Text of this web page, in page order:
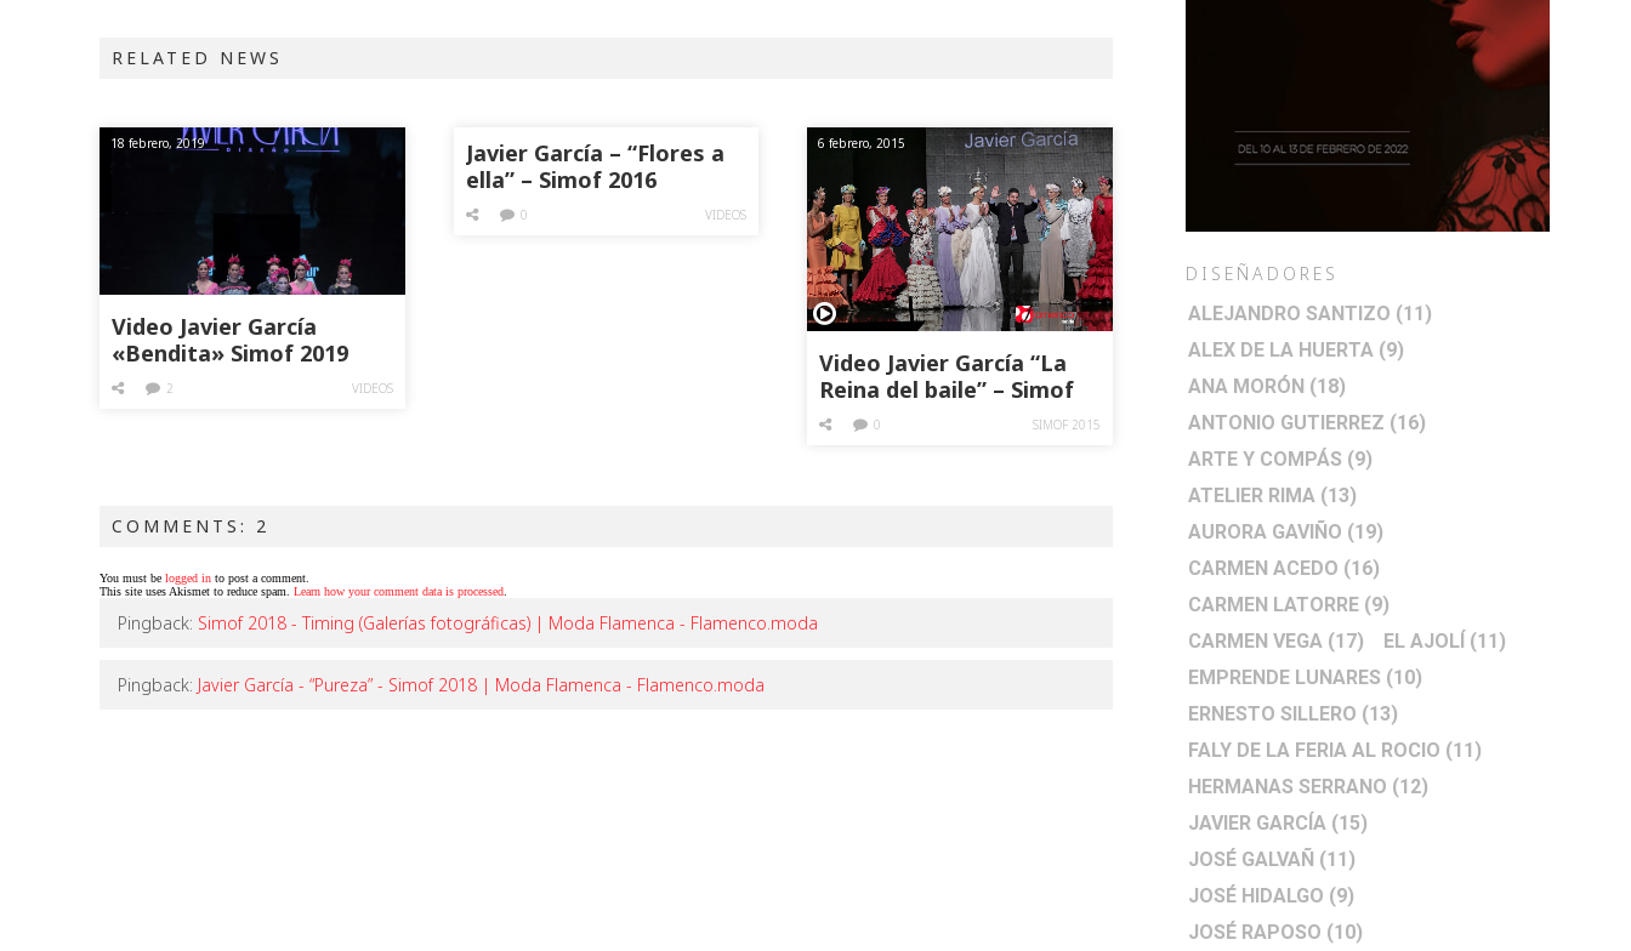
RELATED NEWS
18 febrero, 2019
Video Javier García
«Bendita» Simof 2019
VIDEOS
2
Javier García – “Flores a
ella” – Simof 2016
VIDEOS
0
6 febrero, 2015
Video Javier García “La
Reina del baile” – Simof
2015
SIMOF 2015
0
COMMENTS: 2
You must be logged in to post a comment.
This site uses Akismet to reduce spam. Learn how your comment data is processed
Pingback: Simof 2018 - Timing (Galerías fotográficas) | Moda Flamenca - Flamenco.moda
Pingback: Javier García - “Pureza” - Simof 2018 | Moda Flamenca - Flamenco.moda
DISEÑADORES
ALEJANDRO SANTIZO (11)
ALEX DE LA HUERTA (9)
ANA MORÓN (18)
ANTONIO GUTIERREZ (16)
ARTE Y COMPÁS (9)
ATELIER RIMA (13)
AURORA GAVIÑO (19)
CARMEN ACEDO (16)
CARMEN LATORRE (9)
CARMEN VEGA (17) EL AJOLÍ (11)
EMPRENDE LUNARES (10)
ERNESTO SILLERO (13)
FALY DE LA FERIA AL ROCIO (11)
HERMANAS SERRANO (12)
JAVIER GARCÍA (15)
JOSÉ GALVAÑ (11)
JOSÉ HIDALGO (9)
JOSÉ RAPOSO (10)